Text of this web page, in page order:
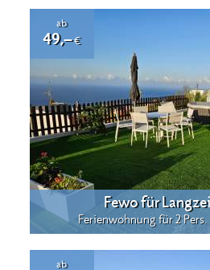
Fewo für
Ferienwohnung für 2 Pers.
ab
49,–€
ab